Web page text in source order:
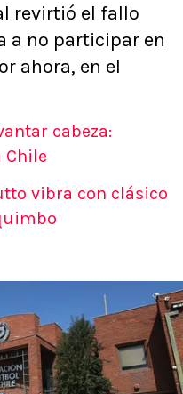
revirtió el fallo
a no participar en
ahora, en el
cabeza:
Chile
vibra con clásico